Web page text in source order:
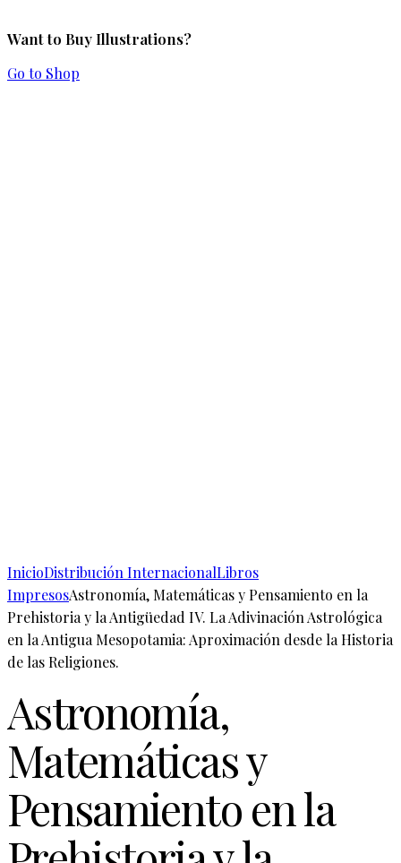
Want to Buy Illustrations?
Go to Shop
InicioDistribución InternacionalLibros
ImpresosAstronomía, Matemáticas y Pensamiento en la
Prehistoria y la Antigüedad IV. La Adivinación Astrológica
en la Antigua Mesopotamia: Aproximación desde la Historia
de las Religiones.
Astronomía,
Matemáticas y
Pensamiento en la